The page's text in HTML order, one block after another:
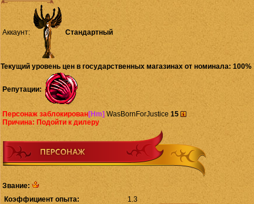
Аккаунт: Стандартный
Текущий уровень цен в государственных магазинах от номинала: 100%
Репутации:
Персонаж заблокирован[Hm] WasBornForJustice 15
Причина: Подойти к дилеру
Звание:
Коэффициент опыта:
1.3